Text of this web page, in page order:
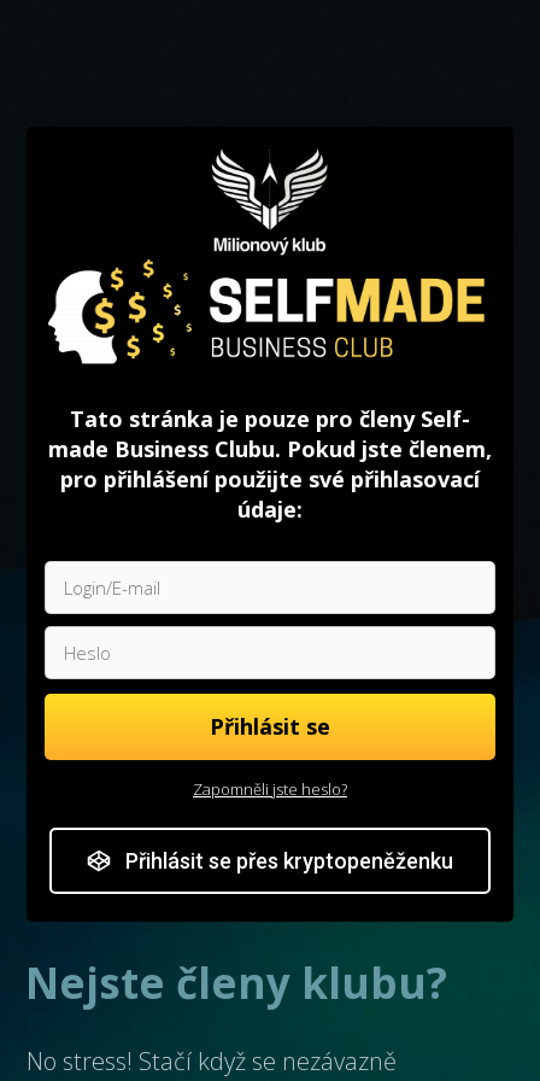
Tato stránka je pouze pro členy Self-
made Business Clubu. Pokud jste členem,
pro přihlášení použijte své přihlasovací
údaje:
Přihlásit se
Zapomněli jste heslo?
Přihlásit se přes kryptopeněženku
Nejste členy klubu?
No stress! Stačí když se nezávazně